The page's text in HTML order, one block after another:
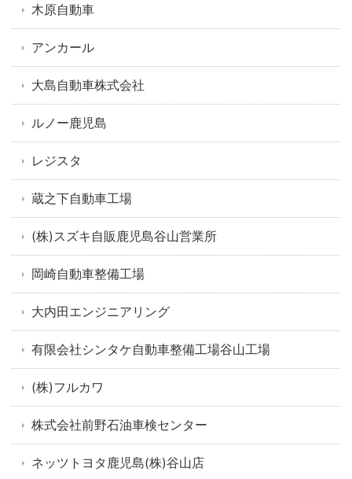
木原自動車
アンカール
大島自動車株式会社
ルノー鹿児島
レジスタ
蔵之下自動車工場
(株)スズキ自販鹿児島谷山営業所
岡崎自動車整備工場
大内田エンジニアリング
有限会社シンタケ自動車整備工場谷山工場
(株)フルカワ
株式会社前野石油車検センター
ネッツトヨタ鹿児島(株)谷山店